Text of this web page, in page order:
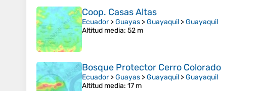
Coop. Casas Altas
Ecuador>Guayas >Guayaquil >Guayaquil
Altitud media: 52 m
Bosque Protector Cerro Colorado
Ecuador>Guayas >Guayaquil >Guayaquil
Altitud media: 17 m